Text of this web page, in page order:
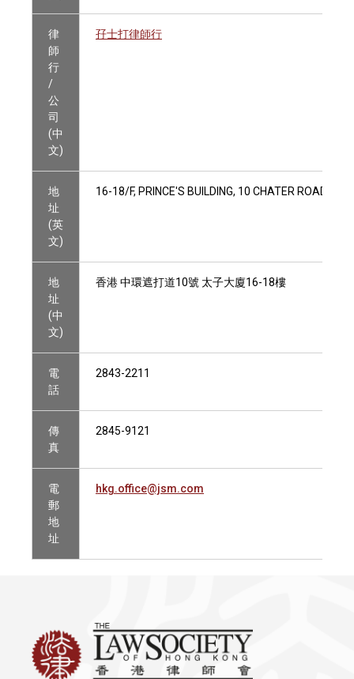
律
師
行
/
公
司
(中
文)
孖士打律師行
地
址
(英
文)
16-18/F, PRINCE'S BUILDING, 10 CHATER ROAD,
地
址
(中
文)
香港 中環遮打道10號 太子大廈16-18樓
電
話
2843-2211
傳
真
2845-9121
電
郵
地
址
hkg.office@jsm.com